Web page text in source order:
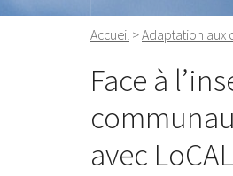
Accueil >Adaptation aux
Face à
avec LoCAL